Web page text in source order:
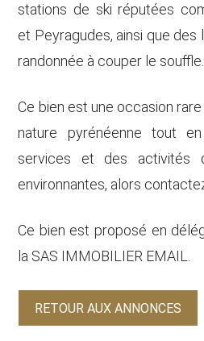
stations de ski réputées
et Peyragudes, ainsi que
randonnée à couper le souffle.
Ce bien est une occasion
nature pyrénéenne tout
services et des activités
environnantes, alors
Ce bien est proposé en
la SAS IMMOBILIER EMAIL.
RETOUR AUX ANNONCES